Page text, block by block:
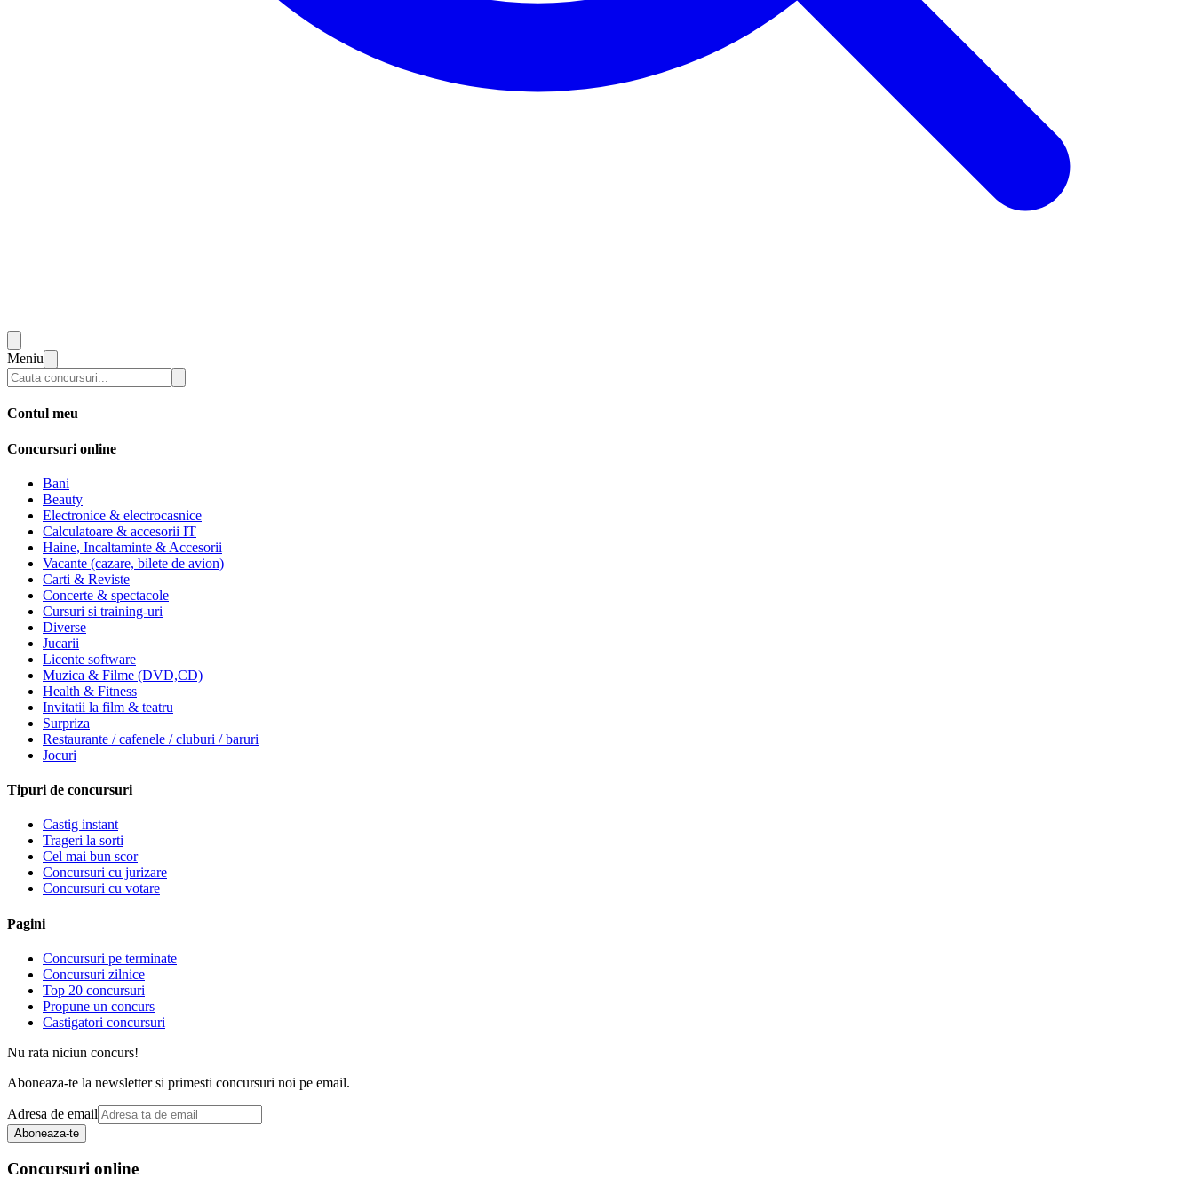
Meniu
Contul meu
Concursuri online
Bani
Beauty
Electronice & electrocasnice
Calculatoare & accesorii IT
Haine, Incaltaminte & Accesorii
Vacante (cazare, bilete de avion)
Carti & Reviste
Concerte & spectacole
Cursuri si training-uri
Diverse
Jucarii
Licente software
Muzica & Filme (DVD,CD)
Health & Fitness
Invitatii la film & teatru
Surpriza
Restaurante / cafenele / cluburi / baruri
Jocuri
Tipuri de concursuri
Castig instant
Trageri la sorti
Cel mai bun scor
Concursuri cu jurizare
Concursuri cu votare
Pagini
Concursuri pe terminate
Concursuri zilnice
Top 20 concursuri
Propune un concurs
Castigatori concursuri
Nu rata niciun concurs!
Aboneaza-te la newsletter si primesti concursuri noi pe email.
Adresa de email
Aboneaza-te
Concursuri online